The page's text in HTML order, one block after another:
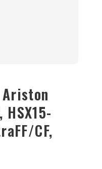
HSX15-
CF,